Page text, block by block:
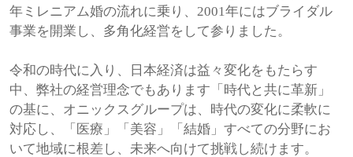
年ミレニアム婚の流れに乗り、2001年にはブライダル
事業を開業し、多角化経営をして参りました。
令和の時代に入り、日本経済は益々変化をもたらす
中、弊社の経営理念でもあります「時代と共に革新」
の基に、オニックスグループは、時代の変化に柔軟に
対応し、「医療」「美容」「結婚」すべての分野にお
いて地域に根差し、未来へ向けて挑戦し続けます。